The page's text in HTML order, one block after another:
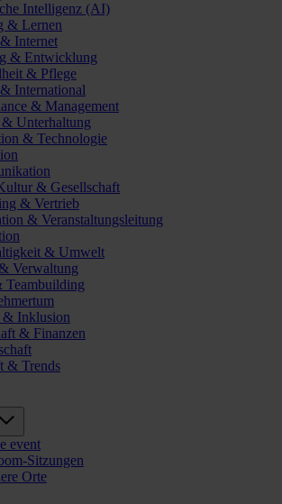
Intelligenz (AI)
& Lernen
Internet
& Entwicklung
& Pflege
International
& Management
Unterhaltung
& Technologie
& Gesellschaft
& Vertrieb
& Veranstaltungsleitung
& Umwelt
Verwaltung
Teambuilding
Inklusion
& Finanzen
& Trends
event
Sitzungen
Orte